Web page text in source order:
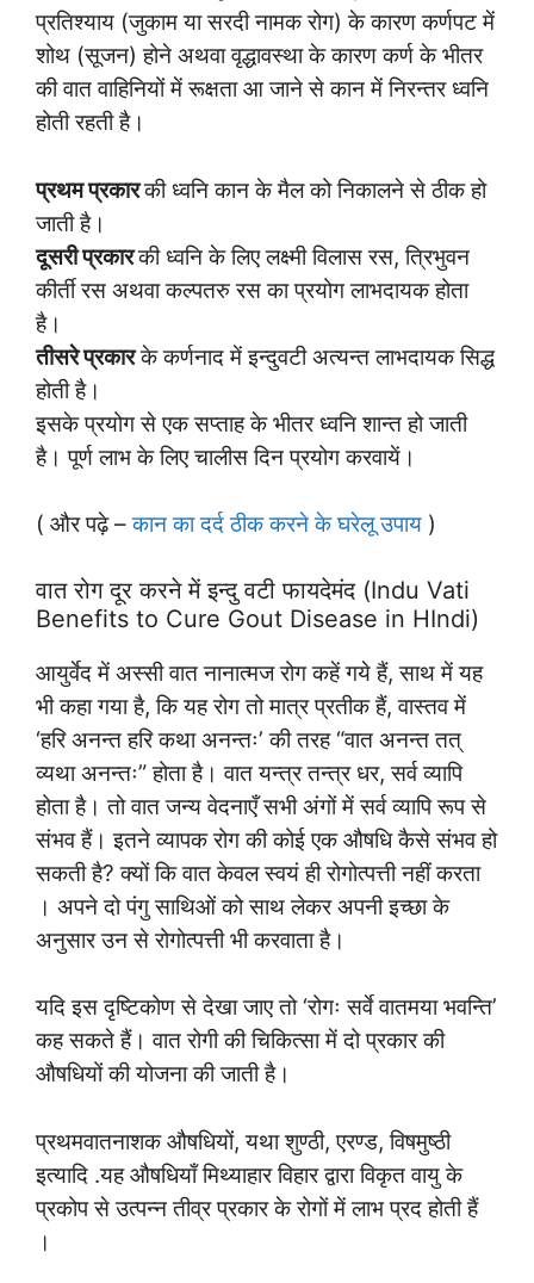
प्रतिश्याय (जुकाम या सरदी नामक रोग) के कारण कर्णपट में
शोथ (सूजन) होने अथवा वृद्धावस्था के कारण कर्ण के भीतर
की वात वाहिनियों में रूक्षता आ जाने से कान में निरन्तर ध्वनि
होती रहती है।
प्रथम प्रकारकी ध्वनि कान के मैल को निकालने से ठीक हो
जाती है।
दूसरी प्रकारकी ध्वनि के लिए लक्ष्मी विलास रस, त्रिभुवन
कीर्ती रस अथवा कल्पतरु रस का प्रयोग लाभदायक होता
है।
तीसरे प्रकारके कर्णनाद में इन्दुवटी अत्यन्त लाभदायक सिद्ध
होती है।
इसके प्रयोग से एक सप्ताह के भीतर ध्वनि शान्त हो जाती
है। पूर्ण लाभ के लिए चालीस दिन प्रयोग करवायें।
( और पढ़े –कान का दर्द ठीक करने के घरेलू उपाय )
वात रोग दूर करने में इन्दु वटी फायदेमंद (Indu Vati
Benefits to Cure Gout Disease in HIndi)
आयुर्वेद में अस्सी वात नानात्मज रोग कहें गये हैं, साथ में यह
भी कहा गया है, कि यह रोग तो मात्र प्रतीक हैं, वास्तव में
‘हरि अनन्त हरि कथा अनन्तः’ की तरह “वात अनन्त तत्
व्यथा अनन्तः” होता है। वात यन्त्र तन्त्र धर, सर्व व्यापि
होता है। तो वात जन्य वेदनाएँ सभी अंगों में सर्व व्यापि रूप से
संभव हैं। इतने व्यापक रोग की कोई एक औषधि कैसे संभव हो
सकती है? क्यों कि वात केवल स्वयं ही रोगोत्पत्ती नहीं करता
। अपने दो पंगु साथिओं को साथ लेकर अपनी इच्छा के
अनुसार उन से रोगोत्पत्ती भी करवाता है।
यदि इस दृष्टिकोण से देखा जाए तो ‘रोगः सर्वे वातमया भवन्ति’
कह सकते हैं। वात रोगी की चिकित्सा में दो प्रकार की
औषधियों की योजना की जाती है।
प्रथमवातनाशक औषधियों, यथा शुण्ठी, एरण्ड, विषमुष्ठी
इत्यादि .यह औषधियाँ मिथ्याहार विहार द्वारा विकृत वायु के
प्रकोप से उत्पन्न तीव्र प्रकार के रोगों में लाभ प्रद होती हैं
।